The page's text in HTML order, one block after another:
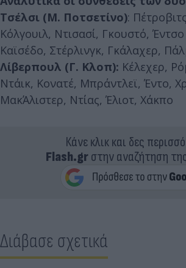
Τσέλσι (Μ. Ποτσετίνο):
Κόλγουιλ, Ντισασί, Γκουστό,
Καϊσέδο, Στέρλινγκ, Γκάλαχερ,
Λίβερπουλ (Γ. Κλοπ): Κέλεχερ,
Ντάικ, Κονατέ, Μπράντλεϊ, Έντο,
ΜακΆλιστερ, Ντίας, Έλιοτ, Χάκπο
Κάνε κλικ και δες
Flash.grστην αναζήτηση
Διάβασε σχετικά